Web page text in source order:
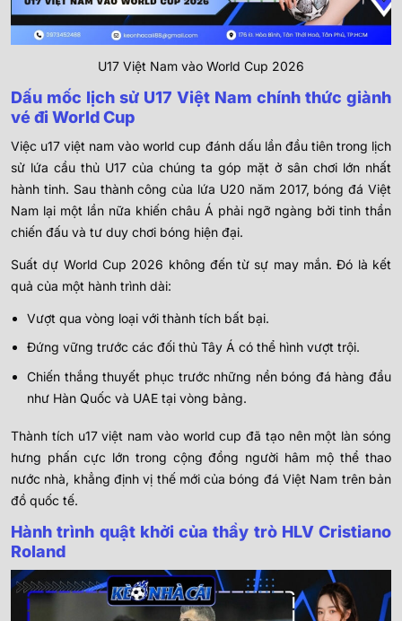
U17 Việt Nam vào World Cup 2026
Dấu mốc lịch sử U17 Việt Nam chính thức giành
vé đi World Cup
Việc u17 việt nam vào world cup đánh dấu lần đầu tiên trong lịch
sử lứa cầu thủ U17 của chúng ta góp mặt ở sân chơi lớn nhất
hành tinh. Sau thành công của lứa U20 năm 2017, bóng đá Việt
Nam lại một lần nữa khiến châu Á phải ngỡ ngàng bởi tinh thần
chiến đấu và tư duy chơi bóng hiện đại.
Suất dự World Cup 2026 không đến từ sự may mắn. Đó là kết
quả của một hành trình dài:
Vượt qua vòng loại với thành tích bất bại.
Đứng vững trước các đối thủ Tây Á có thể hình vượt trội.
Chiến thắng thuyết phục trước những nền bóng đá hàng đầu
như Hàn Quốc và UAE tại vòng bảng.
Thành tích u17 việt nam vào world cup đã tạo nên một làn sóng
hưng phấn cực lớn trong cộng đồng người hâm mộ thể thao
nước nhà, khẳng định vị thế mới của bóng đá Việt Nam trên bản
đồ quốc tế.
Hành trình quật khởi của thầy trò HLV Cristiano
Roland